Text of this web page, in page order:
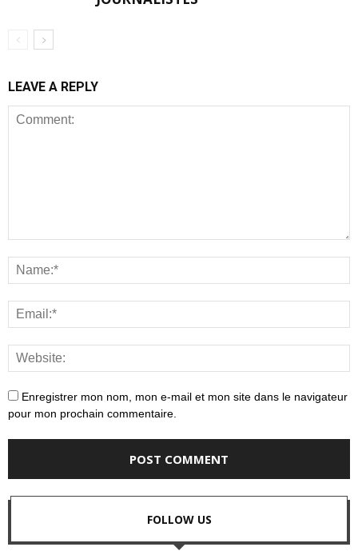
LEAVE A REPLY
Enregistrer mon nom, mon e-mail et mon site dans le navigateur
pour mon prochain commentaire.
FOLLOW US